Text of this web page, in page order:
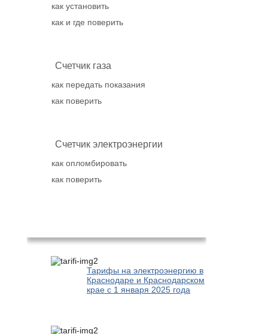
как установить
как и где поверить
Счетчик газа
как передать показания
как поверить
Счетчик электроэнергии
как опломбировать
как поверить
Тарифы на электроэнергию в
Краснодаре и Краснодарском
крае с 1 января 2025 года